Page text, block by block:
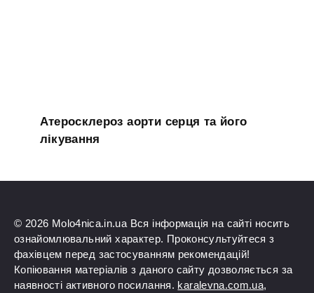
Атеросклероз аорти серця та його
лікування
© 2026 Molo4nica.in.ua Вся інформація на сайті носить
ознайомлювальний характер. Проконсультуйтеся з
фахівцем перед застосуванням рекомендацій!
Копіювання матеріалів з даного сайту дозволяється за
наявності активного посилання. karalevna.com.ua,